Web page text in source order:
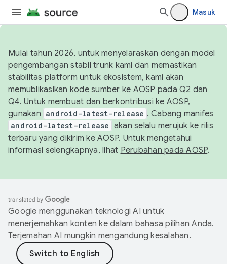
Masuk
Mulai tahun 2026, untuk menyelaraskan dengan model
pengembangan stabil trunk kami dan memastikan
stabilitas platform untuk ekosistem, kami akan
memublikasikan kode sumber ke AOSP pada Q2 dan
Q4. Untuk membuat dan berkontribusi ke AOSP,
gunakan android-latest-release . Cabang manifes
android-latest-release akan selalu merujuk ke rilis
terbaru yang dikirim ke AOSP. Untuk mengetahui
informasi selengkapnya, lihat Perubahan pada AOSP.
Google menggunakan teknologi AI untuk
menerjemahkan konten ke dalam bahasa pilihan Anda.
Terjemahan AI mungkin mengandung kesalahan.